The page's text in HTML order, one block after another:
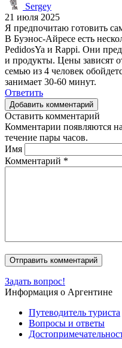
Sergey
21 июля 2025
Я предпочитаю готовить
В Буэнос-Айресе есть
PedidosYa и Rappi. Они
и продукты. Цены зависят
семью из 4 человек
занимает 30-60 минут.
Ответить
Добавить комментарий
Оставить комментарий
Комментарии появляются
течение пары часов.
Имя
Комментарий *
Задать вопрос!
Информация о Аргентине
Путеводитель туриста
Вопросы и ответы